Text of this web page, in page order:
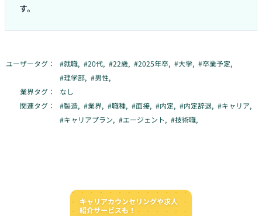
す。
ユーザータグ： #就職, #20代, #22歳, #2025年卒, #大学, #卒業予定,
#理学部, #男性,
業界タグ：
なし
関連タグ：
#製造, #業界, #職種, #面接, #内定, #内定辞退, #キャリア,
#キャリアプラン, #エージェント, #技術職,
キャリアカウンセリングや求人
紹介サービスも！